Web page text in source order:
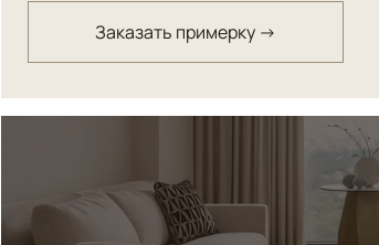
предметов. Станет превосходным фоном
семейными реликвиями.
Заказать примерку →